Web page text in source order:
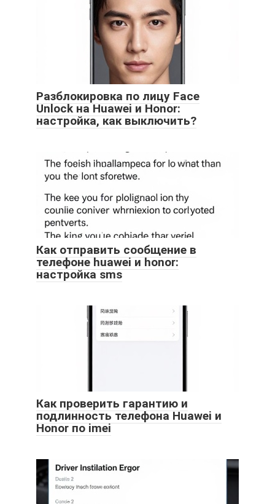
Разблокировка по лицу Face
Unlock на Huawei и Honor:
настройка, как выключить?
Как отправить сообщение в
телефоне huawei и honor:
настройка sms
Как проверить гарантию и
подлинность телефона Huawei и
Honor по imei